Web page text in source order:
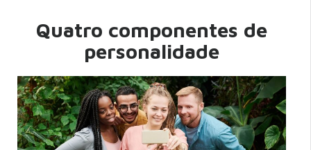
Quatro componentes de
personalidade